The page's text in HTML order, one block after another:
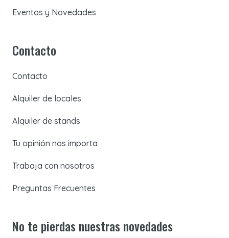
Eventos y Novedades
Contacto
Contacto
Alquiler de locales
Alquiler de stands
Tu opinión nos importa
Trabaja con nosotros
Preguntas Frecuentes
No te pierdas nuestras novedades